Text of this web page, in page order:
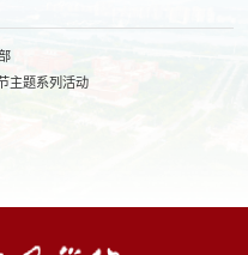
主题系列活动